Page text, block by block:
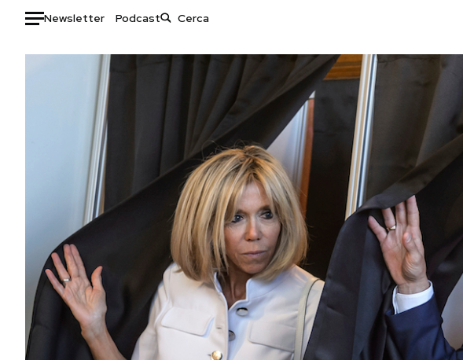
Newsletter Podcast
Auto
Italia
Mondo
Politica
Tecnologia
Internet
Scienza
Cultura
Economia
Sport
Moda
Libri
Consumismi
Storie/Idee
Ok Boomer!
Media
Europa
Altrecose
Mondiali calcio 2026